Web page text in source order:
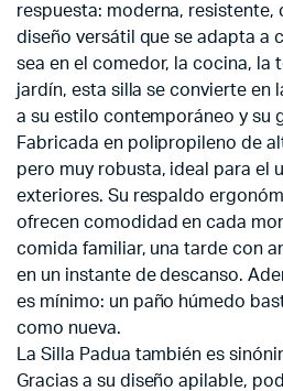
respuesta: moderna, resistente,
diseño versátil que se adapta a
sea en el comedor, la cocina, la
jardín, esta silla se convierte en
a su estilo contemporáneo y su
Fabricada en polipropileno de
pero muy robusta, ideal para el
exteriores. Su respaldo
ofrecen comodidad en cada
comida familiar, una tarde con
en un instante de descanso.
es mínimo: un paño húmedo
como nueva.
La Silla Padua también es
Gracias a su diseño apilable,